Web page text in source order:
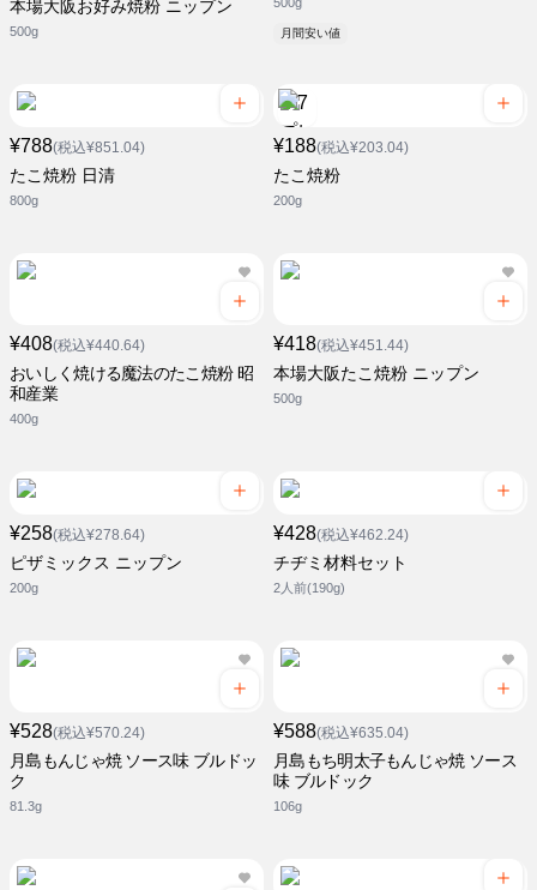
本場大阪お好み焼粉 ニップン
500g 月間安い値
¥788(税込¥851.04)
たこ焼粉 日清
800g
¥188(税込¥203.04)
たこ焼粉
200g
¥408(税込¥440.64)
おいしく焼ける魔法のたこ焼粉 昭
和産業
400g
¥418(税込¥451.44)
本場大阪たこ焼粉 ニップン
500g
¥258(税込¥278.64)
ピザミックス ニップン
200g
¥428(税込¥462.24)
チヂミ材料セット
2人前(190g)
¥528(税込¥570.24)
月島もんじゃ焼 ソース味 ブルドッ
ク
81.3g
¥588(税込¥635.04)
月島もち明太子もんじゃ焼 ソース
味 ブルドック
106g